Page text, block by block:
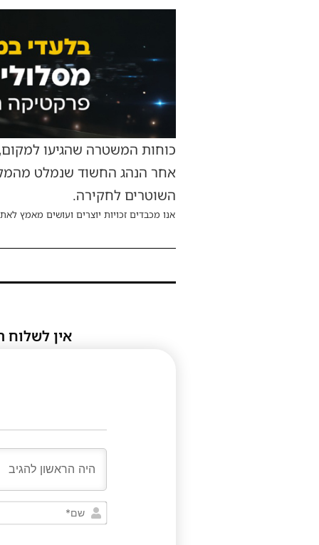
כוחות המשטרה שהגיעו
השוטרים לחקירה.
אנו מכבדים זכויות יוצרים ועושים מאמץ
אין לשלוח